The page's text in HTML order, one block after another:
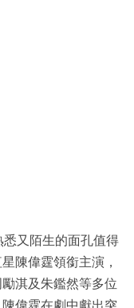
悉又陌生的面孔值得
陳偉霆領銜主演，
淇及朱鑑然等多位